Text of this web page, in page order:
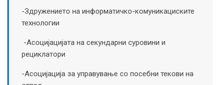
-Здружението на информатичко-комуникациските
технологии
-Асоцијацијата на секундарни суровини и
рециклатори
-Асоцијација за управување со посебни текови на